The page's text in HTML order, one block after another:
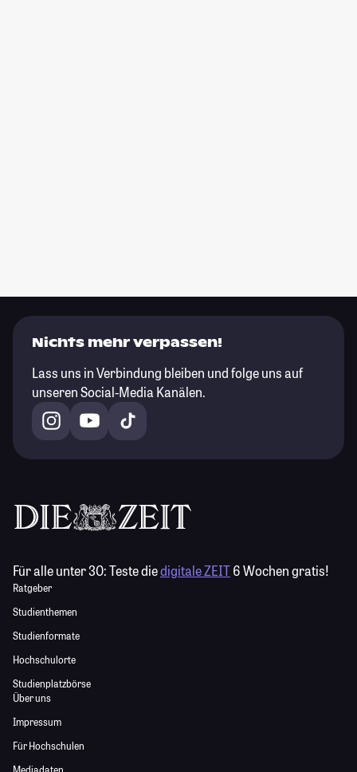
Nichts mehr verpassen!
Lass uns in Verbindung bleiben und folge uns auf
unseren Social-Media Kanälen.
Für alle unter 30:Teste diedigitale ZEIT6 Wochen gratis!
Ratgeber
Studienthemen
Studienformate
Hochschulorte
Studienplatzbörse
Über uns
Impressum
Für Hochschulen